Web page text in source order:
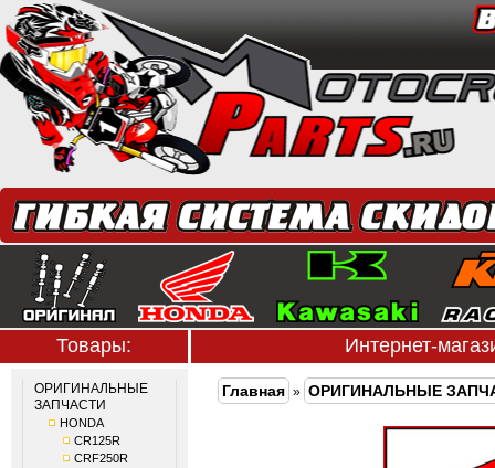
Товары: Интернет-
ОРИГИНАЛЬНЫЕ
ЗАПЧАСТИ
HONDA
CR125R
CRF250R
Главная » ОРИГИНАЛЬНЫЕ